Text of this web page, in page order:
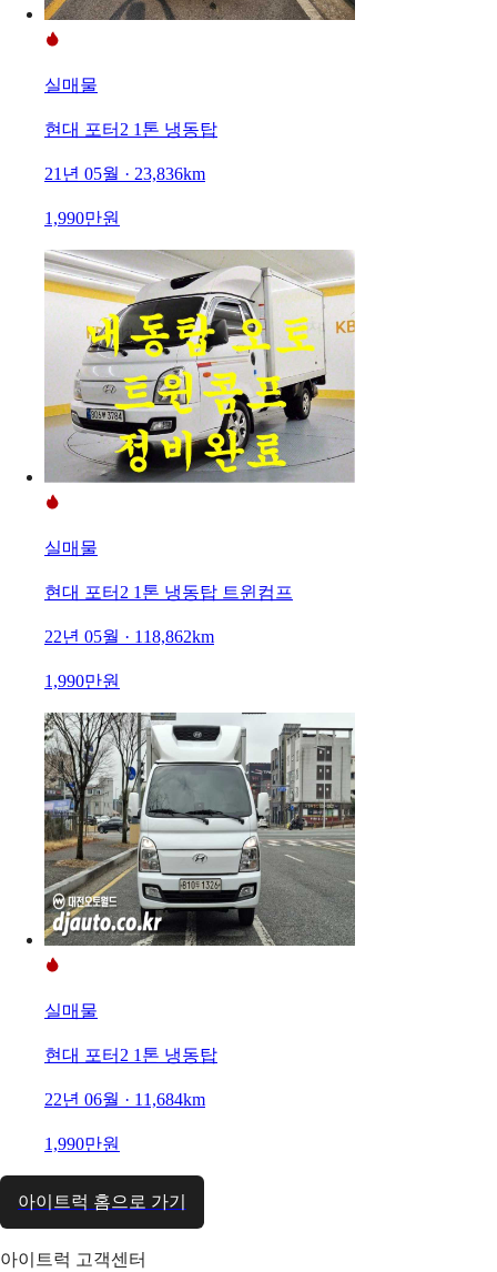
실매물
현대 포터2 1톤 냉동탑
21년 05월 · 23,836km
1,990만원
실매물
현대 포터2 1톤 냉동탑 트윈컴프
22년 05월 · 118,862km
1,990만원
실매물
현대 포터2 1톤 냉동탑
22년 06월 · 11,684km
1,990만원
아이트럭 홈으로 가기
아이트럭 고객센터